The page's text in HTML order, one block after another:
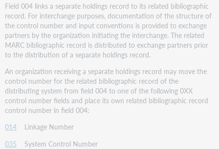
Field 004 links a separate holdings record to its related bibliographic
record. For interchange purposes, documentation of the structure of
the control number and input conventions is provided to exchange
partners by the organization initiating the interchange. The related
MARC bibliographic record is distributed to exchange partners prior
to the distribution of a separate holdings record.
An organization receiving a separate holdings record may move the
control number for the related bibliographic record of the
distributing system from field 004 to one of the following 0XX
control number fields and place its own related bibliographic record
control number in field 004:
014 Linkage Number
035 System Control Number